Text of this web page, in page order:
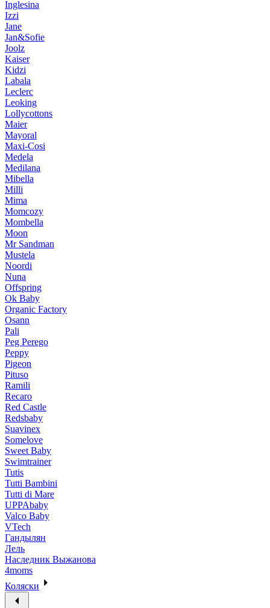
Inglesina
Izzi
Jane
Jan&Sofie
Joolz
Kaiser
Kidzi
Labala
Leclerc
Leoking
Lollycottons
Maier
Mayoral
Maxi-Cosi
Medela
Medilana
Mibella
Milli
Mima
Momcozy
Mombella
Moon
Mr Sandman
Mustela
Noordi
Nuna
Offspring
Ok Baby
Organic Factory
Osann
Pali
Peg Perego
Peppy
Pigeon
Pituso
Ramili
Recaro
Red Castle
Redsbaby
Suavinex
Somelove
Sweet Baby
Swimtrainer
Tutis
Tutti Bambini
Tutti di Mare
UPPAbaby
Valco Baby
VTech
Гандылян
Лель
Наследник Выжанова
4moms
Коляски